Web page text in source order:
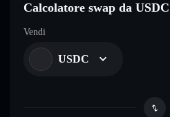
Calcolatore swap da
Vendi
USDC